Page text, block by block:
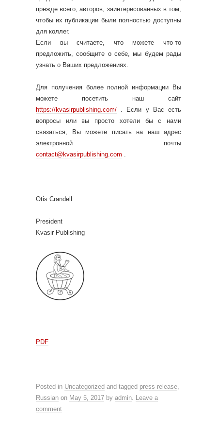
прежде всего, авторов, заинтересованных в том,
чтобы их публикации были полностью доступны
для коллег.
Если вы считаете, что можете что-то
предложить, сообщите о себе, мы будем рады
узнать о Ваших предложениях.
Для получения более полной информации Вы
можете посетить наш сайт
https://kvasirpublishing.com/ . Если у Вас есть
вопросы или вы просто хотели бы с нами
связаться, Вы можете писать на наш адрес
электронной почты
contact@kvasirpublishing.com .
Otis Crandell
President
Kvasir Publishing
PDF
Posted in Uncategorized and tagged press release,
Russian on May 5, 2017 by admin. Leave a
comment